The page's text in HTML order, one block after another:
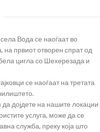
Вода се наоѓаат во
на првиот отворен спрат од
цигла со Шехерезада и
се наоѓаат на третата
дојдете на нашите локации
услуга, може да се
служба, преку која што